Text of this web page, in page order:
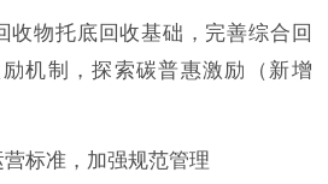
收物托底回收基础，完善综合回
机制，探索碳普惠激励（新增
标准，加强规范管理